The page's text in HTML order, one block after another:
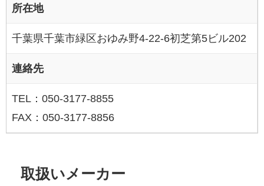
所在地
千葉県千葉市緑区おゆみ野4-22-6初芝第5ビル202
連絡先
TEL：050-3177-8855
FAX：050-3177-8856
取扱いメーカー